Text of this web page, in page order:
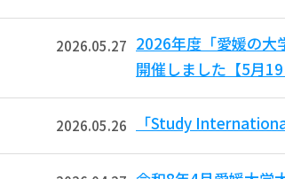
2026.05.27 2026年度「愛媛の大
開催しました【5月19
2026.05.26 「Study